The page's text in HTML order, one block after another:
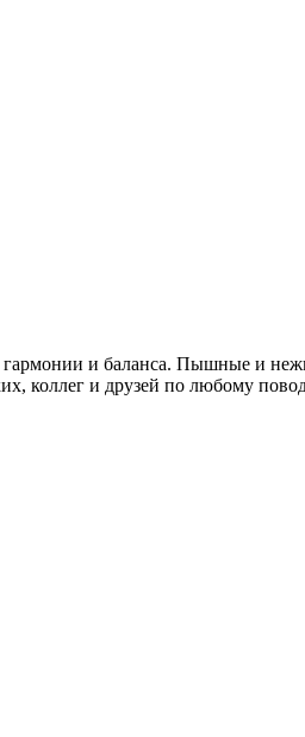
и баланса. Пышные и
коллег и друзей по любому